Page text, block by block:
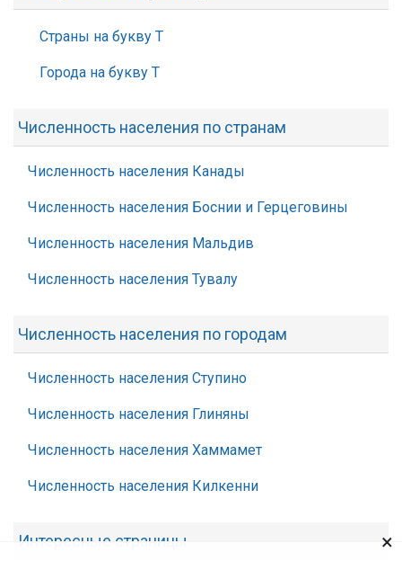
Страны на букву Т
Города на букву Т
Численность населения по странам
Численность населения Канады
Численность населения Боснии и Герцеговины
Численность населения Мальдив
Численность населения Тувалу
Численность населения по городам
Численность населения Ступино
Численность населения Глиняны
Численность населения Хаммамет
Численность населения Килкенни
Интересные страницы ×